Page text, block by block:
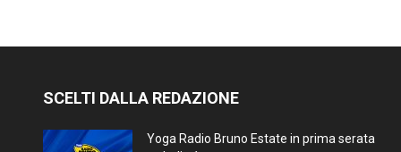
SCELTI DALLA REDAZIONE
Yoga Radio Bruno Estate in prima serata